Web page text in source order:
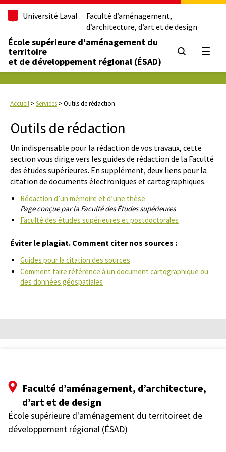
Université Laval
Faculté d’aménagement,
d’architecture, d’art et de design
École supérieure d'aménagement du
territoire
et de développement régional (ÉSAD)
Accueil >Services >Outils de rédaction
Outils de rédaction
Un indispensable pour la rédaction de vos travaux, cette
section vous dirige vers les guides de rédaction de la Faculté
des études supérieures. En supplément, deux liens pour la
citation de documents électroniques et cartographiques.
Rédaction d’un mémoire et d’une thèse
Page conçue par la Faculté des Études supérieures
Faculté des études supérieures et postdoctorales
Éviter le plagiat. Comment citer nos sources :
Guides pour la citation des sources
Comment faire référence à un document cartographique ou
des données géospatiales
Faculté d’aménagement, d’architecture,
d’art et de design
École supérieure d'aménagement du territoireet de
développement régional (ÉSAD)